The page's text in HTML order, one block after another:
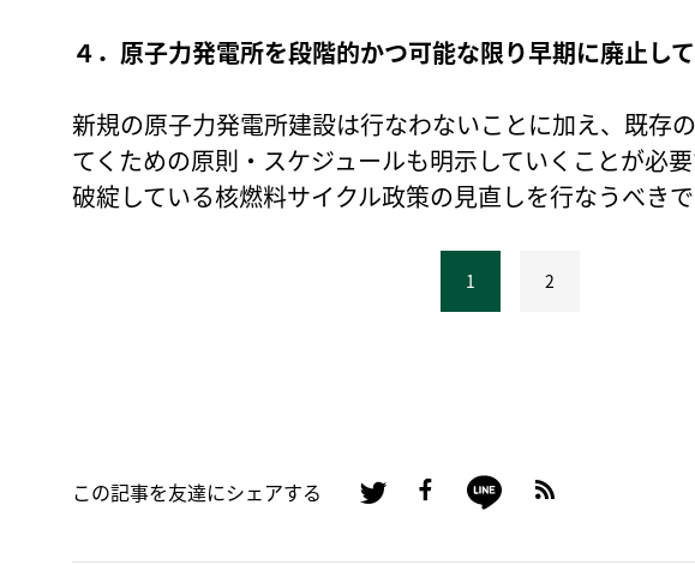
４．原子力発電所を段階的かつ可能な限り早期に廃止し
新規の原子力発電所建設は行なわないことに加え、既存
てくための原則・スケジュールも明示していくことが必
破綻している核燃料サイクル政策の見直しを行なうべきで
1 2
この記事を友達にシェアする